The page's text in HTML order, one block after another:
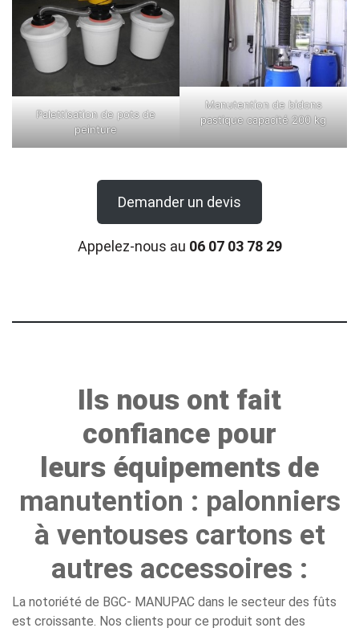
Palettisation de pots de
peinture
Manutention de bidons
pastique capacité 200 kg
Demander un devis
Appelez-nous au 06 07 03 78 29
Ils nous ont fait
confiance pour
leurs équipements de
manutention : palonniers
à ventouses cartons et
autres accessoires :
La notoriété de BGC- MANUPAC dans le secteur des fûts
est croissante. Nos clients pour ce produit sont des